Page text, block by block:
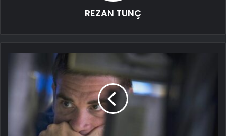
REZAN TUNÇ